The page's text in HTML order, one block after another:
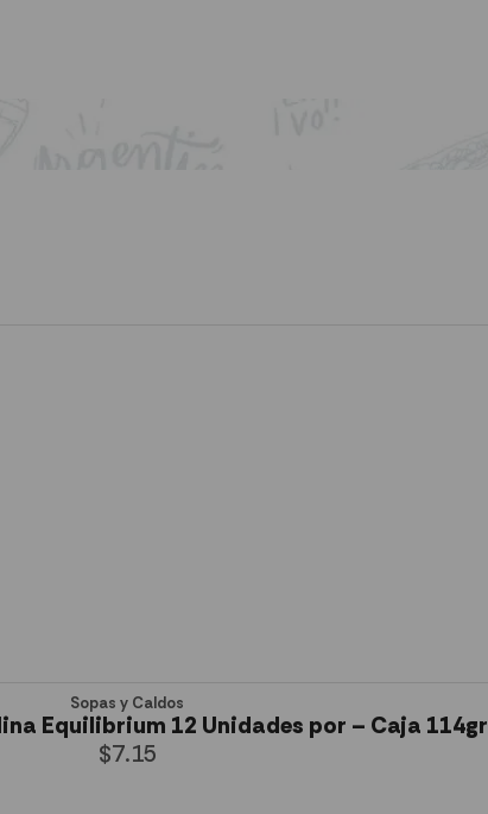
Sopas y Caldos
Equilibrium 12 Unidades por – Caja 114gr
$7.15